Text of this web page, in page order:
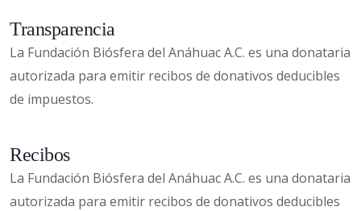
Transparencia
La Fundación Biósfera del Anáhuac A.C. es una donataria
autorizada para emitir recibos de donativos deducibles
de impuestos.
Recibos
La Fundación Biósfera del Anáhuac A.C. es una donataria
autorizada para emitir recibos de donativos deducibles